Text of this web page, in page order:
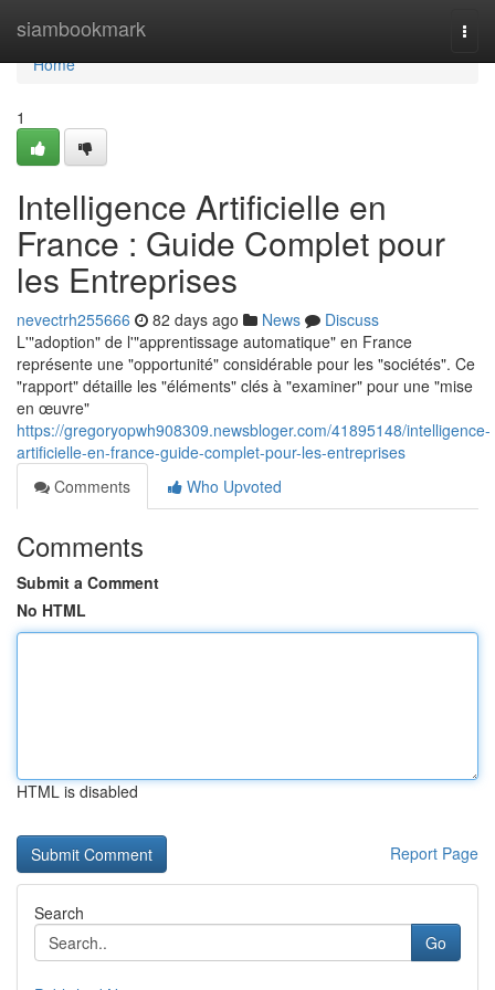
siambookmark
Home
Home
1
Intelligence Artificielle en
France : Guide Complet pour
les Entreprises
nevectrh255666 82 days ago News
Discuss
L'"adoption" de l'"apprentissage automatique" en France
représente une "opportunité" considérable pour les "sociétés". Ce
"rapport" détaille les "éléments" clés à "examiner" pour une "mise
en œuvre"
https://gregoryopwh908309.newsbloger.com/41895148/intelligence-
artificielle-en-france-guide-complet-pour-les-entreprises
Comments
Who Upvoted
Comments
Submit a Comment
No HTML
HTML is disabled
Report Page
Search
Go